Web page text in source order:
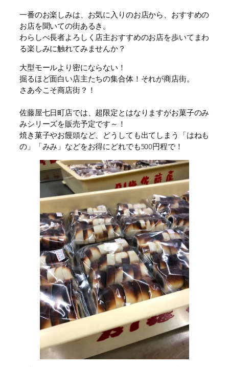
一番のお楽しみは、お気に入りのお店から、おすすめの
お店を聞いての街あるき。
わらしべ長者よろしく店主おすすめのお店を歩いてまわ
る楽しみに触れてみませんか？
大型モールより密にならない！
掘るほど面白い店主たちの集合体！それが商店街。
さあ今こそ商店街？！
佐藤屋七日町店では、超限定とはなりますがお菓子のみ
みシリーズを販売予定です～！
焼き菓子やお饅頭など、どうしても出てしまう「はねも
の」「みみ」などをお得にどれでも500円程で！